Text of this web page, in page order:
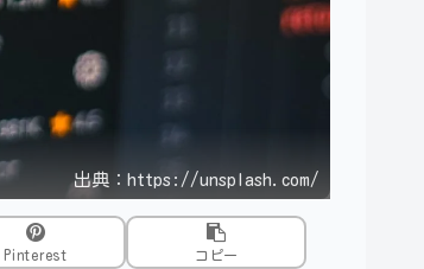
出典：https://unsplash.com/
Pinterest コピー